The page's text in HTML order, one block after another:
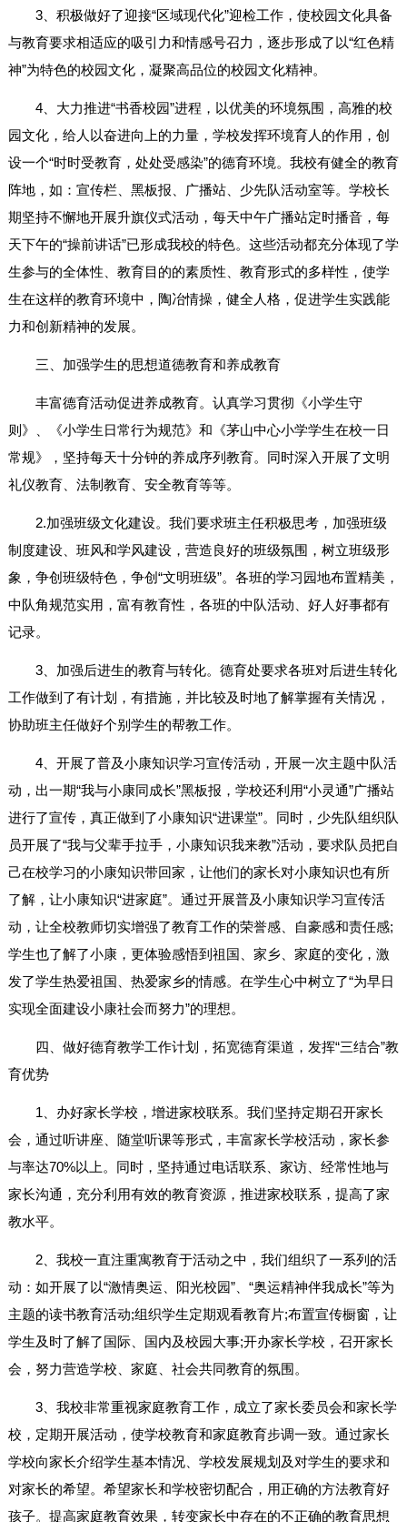
3、积极做好了迎接“区域现代化”迎检工作，使校园文化具备
与教育要求相适应的吸引力和情感号召力，逐步形成了以“红色精
神”为特色的校园文化，凝聚高品位的校园文化精神。
4、大力推进“书香校园”进程，以优美的环境氛围，高雅的校
园文化，给人以奋进向上的力量，学校发挥环境育人的作用，创
设一个“时时受教育，处处受感染”的德育环境。我校有健全的教育
阵地，如：宣传栏、黑板报、广播站、少先队活动室等。学校长
期坚持不懈地开展升旗仪式活动，每天中午广播站定时播音，每
天下午的“操前讲话”已形成我校的特色。这些活动都充分体现了学
生参与的全体性、教育目的的素质性、教育形式的多样性，使学
生在这样的教育环境中，陶冶情操，健全人格，促进学生实践能
力和创新精神的发展。
三、加强学生的思想道德教育和养成教育
丰富德育活动促进养成教育。认真学习贯彻《小学生守
则》、《小学生日常行为规范》和《茅山中心小学学生在校一日
常规》，坚持每天十分钟的养成序列教育。同时深入开展了文明
礼仪教育、法制教育、安全教育等等。
2.加强班级文化建设。我们要求班主任积极思考，加强班级
制度建设、班风和学风建设，营造良好的班级氛围，树立班级形
象，争创班级特色，争创“文明班级”。各班的学习园地布置精美，
中队角规范实用，富有教育性，各班的中队活动、好人好事都有
记录。
3、加强后进生的教育与转化。德育处要求各班对后进生转化
工作做到了有计划，有措施，并比较及时地了解掌握有关情况，
协助班主任做好个别学生的帮教工作。
4、开展了普及小康知识学习宣传活动，开展一次主题中队活
动，出一期“我与小康同成长”黑板报，学校还利用“小灵通”广播站
进行了宣传，真正做到了小康知识“进课堂”。同时，少先队组织队
员开展了“我与父辈手拉手，小康知识我来教”活动，要求队员把自
己在校学习的小康知识带回家，让他们的家长对小康知识也有所
了解，让小康知识“进家庭”。通过开展普及小康知识学习宣传活
动，让全校教师切实增强了教育工作的荣誉感、自豪感和责任感;
学生也了解了小康，更体验感悟到祖国、家乡、家庭的变化，激
发了学生热爱祖国、热爱家乡的情感。在学生心中树立了“为早日
实现全面建设小康社会而努力”的理想。
四、做好德育教学工作计划，拓宽德育渠道，发挥“三结合”教
育优势
1、办好家长学校，增进家校联系。我们坚持定期召开家长
会，通过听讲座、随堂听课等形式，丰富家长学校活动，家长参
与率达70%以上。同时，坚持通过电话联系、家访、经常性地与
家长沟通，充分利用有效的教育资源，推进家校联系，提高了家
教水平。
2、我校一直注重寓教育于活动之中，我们组织了一系列的活
动：如开展了以“激情奥运、阳光校园”、“奥运精神伴我成长”等为
主题的读书教育活动;组织学生定期观看教育片;布置宣传橱窗，让
学生及时了解了国际、国内及校园大事;开办家长学校，召开家长
会，努力营造学校、家庭、社会共同教育的氛围。
3、我校非常重视家庭教育工作，成立了家长委员会和家长学
校，定期开展活动，使学校教育和家庭教育步调一致。通过家长
学校向家长介绍学生基本情况、学校发展规划及对学生的要求和
对家长的希望。希望家长和学校密切配合，用正确的方法教育好
孩子。提高家庭教育效果，转变家长中存在的不正确的教育思想